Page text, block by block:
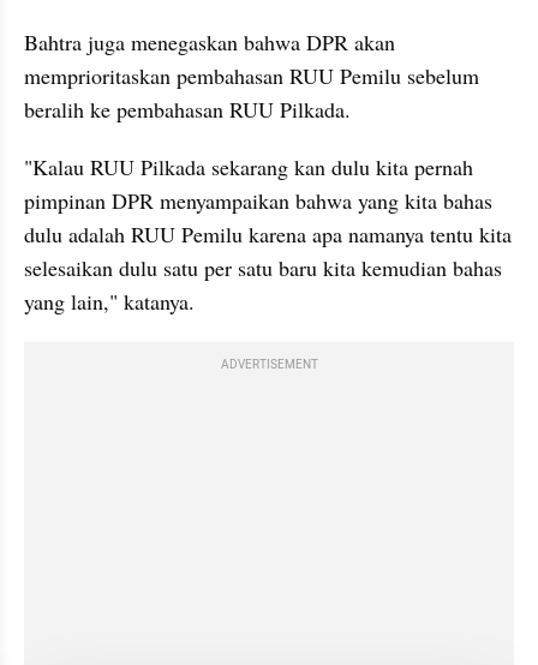
Bahtra juga menegaskan bahwa DPR akan
memprioritaskan pembahasan RUU Pemilu sebelum
beralih ke pembahasan RUU Pilkada.
"Kalau RUU Pilkada sekarang kan dulu kita pernah
pimpinan DPR menyampaikan bahwa yang kita bahas
dulu adalah RUU Pemilu karena apa namanya tentu kita
selesaikan dulu satu per satu baru kita kemudian bahas
yang lain," katanya.
ADVERTISEMENT